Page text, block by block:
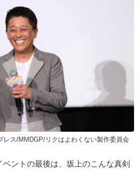
ス/MMDGP/リクはよわくない製作委員会
ントの最後は、坂上のこんな真剣